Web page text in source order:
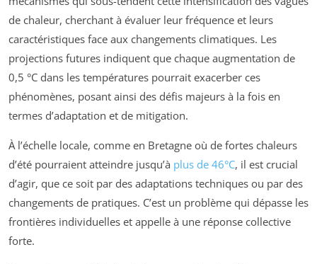
de chaleur, cherchant à évaluer leur fréquence et leurs
caractéristiques face aux changements climatiques. Les
projections futures indiquent que chaque augmentation de
0,5 °C dans les températures pourrait exacerber ces
phénomènes, posant ainsi des défis majeurs à la fois en
termes d’adaptation et de mitigation.
À l’échelle locale, comme en Bretagne où de fortes chaleurs
d’été pourraient atteindre jusqu’à plus de 46°C, il est crucial
d’agir, que ce soit par des adaptations techniques ou par des
changements de pratiques. C’est un problème qui dépasse les
frontières individuelles et appelle à une réponse collective
forte.